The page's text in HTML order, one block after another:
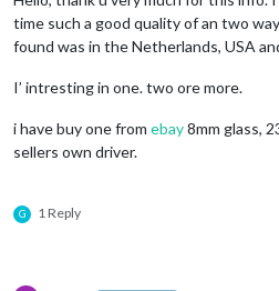
time such a good quality of an two
found was in the Netherlands, USA
I’ intresting in one. two ore more.
i have buy one from ebay8mm glass,
sellers own driver.
G 1 Reply